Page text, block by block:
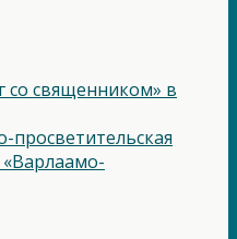
со священником» в
просветительская